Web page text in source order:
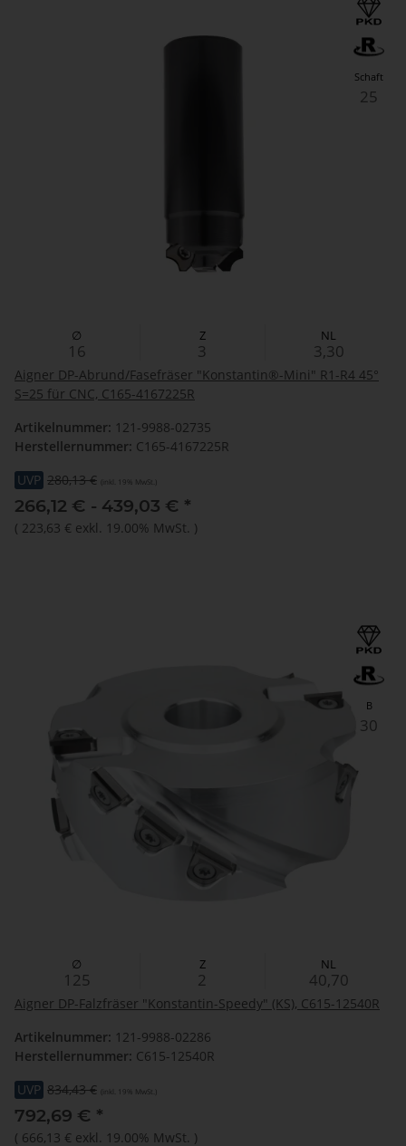
∅
16
Z
3
NL
3,30
Schaft
25
Aigner DP-Abrund/Fasefräser "Konstantin®-Mini" R1-R4 45°
S=25 für CNC, C165-4167225R
Artikelnummer: 121-9988-02735
Herstellernummer: C165-4167225R
UVP 280,13 € (inkl. 19% MwSt.)
266,12 € - 439,03 € *
( 223,63 € exkl. 19.00% MwSt. )
∅
125
Z
2
NL
40,70
B
30
Aigner DP-Falzfräser "Konstantin-Speedy" (KS), C615-12540R
Artikelnummer: 121-9988-02286
Herstellernummer: C615-12540R
UVP 834,43 € (inkl. 19% MwSt.)
792,69 € *
( 666,13 € exkl. 19.00% MwSt. )